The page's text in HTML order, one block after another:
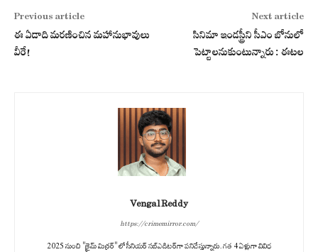
Previous article
ఈ ఏడాది మరణించిన మహానుభావులు
వీరే!
Next article
సినిమా ఇండస్ట్రీని సీఎం బోనులో
పెట్టాలనుకుంటున్నారు : ఈటల
Vengal Reddy
https://crimemirror.com/
2025 నుంచి "క్రైమ్ మిర్రర్" లో సీనియర్ సబ్‌ఎడిటర్‌గా పనిచేస్తున్నారు. గత 4 ఏళ్లుగా వివిధ